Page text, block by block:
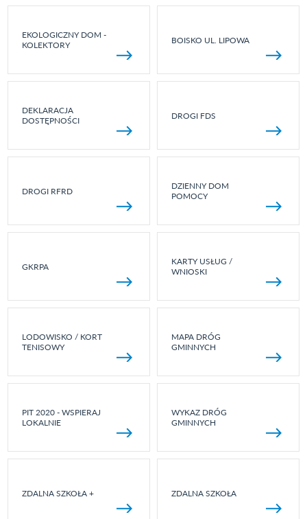
EKOLOGICZNY DOM -
KOLEKTORY
BOISKO UL. LIPOWA
DEKLARACJA
DOSTĘPNOŚCI
DROGI FDS
DROGI RFRD
DZIENNY DOM
POMOCY
GKRPA
KARTY USŁUG /
WNIOSKI
LODOWISKO / KORT
TENISOWY
MAPA DRÓG
GMINNYCH
PIT 2020 - WSPIERAJ
LOKALNIE
WYKAZ DRÓG
GMINNYCH
ZDALNA SZKOŁA + ZDALNA SZKOŁA